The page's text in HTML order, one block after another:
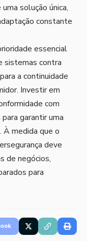
solução única,
constante
essencial
sistemas contra
a continuidade
Investir em
com
garantir uma
À medida que o
deve
de negócios,
para